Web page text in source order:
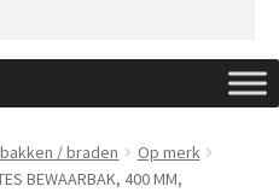
/ braden
Op merk
BEWAARBAK, 400 MM,